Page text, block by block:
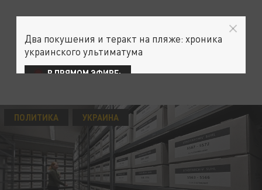
ПОЛИТИКА УКРАИНА
Два покушения и теракт на пляже: хроника
украинского ультиматума
В ПРЯМОМ ЭФИРЕ: